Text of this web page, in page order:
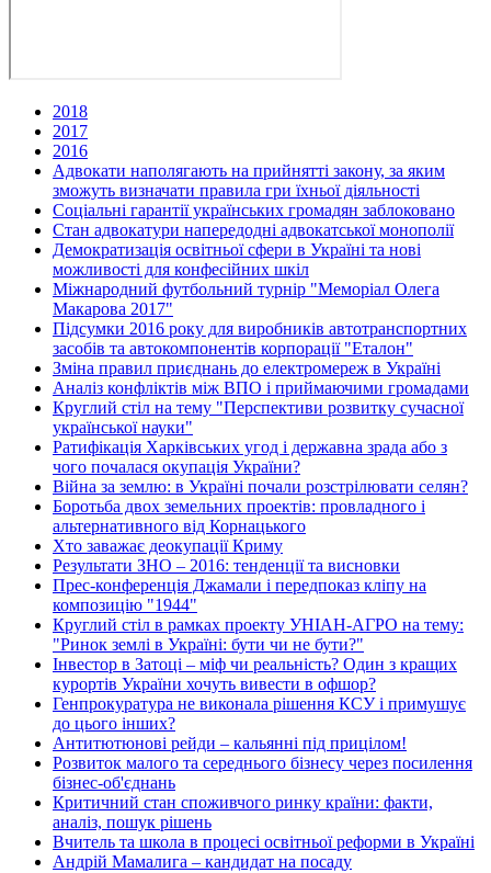
2018
2017
2016
Адвокати наполягають на прийнятті закону, за яким
зможуть визначати правила гри їхньої діяльності
Соціальні гарантії українських громадян заблоковано
Стан адвокатури напередодні адвокатської монополії
Демократизація освітньої сфери в Україні та нові
можливості для конфесійних шкіл
Міжнародний футбольний турнір "Меморіал Олега
Макарова 2017"
Підсумки 2016 року для виробників автотранспортних
засобів та автокомпонентів корпорації "Еталон"
Зміна правил приєднань до електромереж в Україні
Аналіз конфліктів між ВПО і приймаючими громадами
Круглий стіл на тему "Перспективи розвитку сучасної
української науки"
Ратифікація Харківських угод і державна зрада або з
чого почалася окупація України?
Війна за землю: в Україні почали розстрілювати селян?
Боротьба двох земельних проектів: провладного і
альтернативного від Корнацького
Хто заважає деокупації Криму
Результати ЗНО – 2016: тенденції та висновки
Прес-конференція Джамали і передпоказ кліпу на
композицію "1944"
Круглий стіл в рамках проекту УНІАН-АГРО на тему:
"Ринок землі в Україні: бути чи не бути?"
Інвестор в Затоці – міф чи реальність? Один з кращих
курортів України хочуть вивести в офшор?
Генпрокуратура не виконала рішення КСУ і примушує
до цього інших?
Антитютюнові рейди – кальянні під прицілом!
Розвиток малого та середнього бізнесу через посилення
бізнес-об'єднань
Критичний стан споживчого ринку країни: факти,
аналіз, пошук рішень
Вчитель та школа в процесі освітньої реформи в Україні
Андрій Мамалига – кандидат на посаду